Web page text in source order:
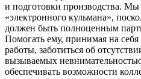
и подготовки производства.
«электронного кульмана»,
должен быть полноценным
Помогать ему, принимая на
работы, заботиться об
вызываемых
обеспечивать возможности